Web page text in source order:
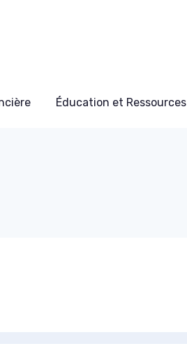
Éducation et Ressources